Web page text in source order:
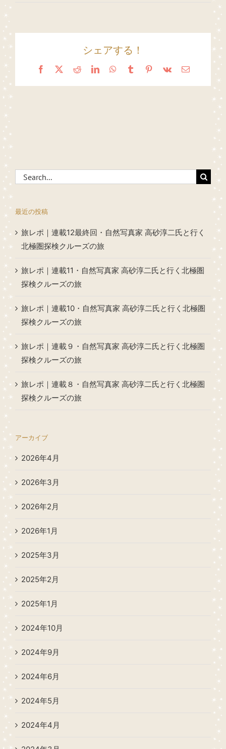
シェアする！
Facebook
X RedditLinkedInWhatsApp
TumblrPinterest
Vk Email
Search
for:
最近の投稿
旅レポ｜連載12最終回・自然写真家 高砂淳二氏と行く
北極圏探検クルーズの旅
旅レポ｜連載11・自然写真家 高砂淳二氏と行く北極圏
探検クルーズの旅
旅レポ｜連載10・自然写真家 高砂淳二氏と行く北極圏
探検クルーズの旅
旅レポ｜連載９・自然写真家 高砂淳二氏と行く北極圏
探検クルーズの旅
旅レポ｜連載８・自然写真家 高砂淳二氏と行く北極圏
探検クルーズの旅
アーカイブ
2026年4月
2026年3月
2026年2月
2026年1月
2025年3月
2025年2月
2025年1月
2024年10月
2024年9月
2024年6月
2024年5月
2024年4月